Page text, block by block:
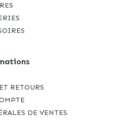
RETOURS
DE VENTES